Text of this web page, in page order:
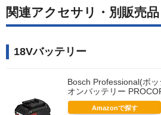
関連アクセサリ・別販売
18Vバッテリー
Bosch Professional(ボ
オンバッテリー
Amazonで探す